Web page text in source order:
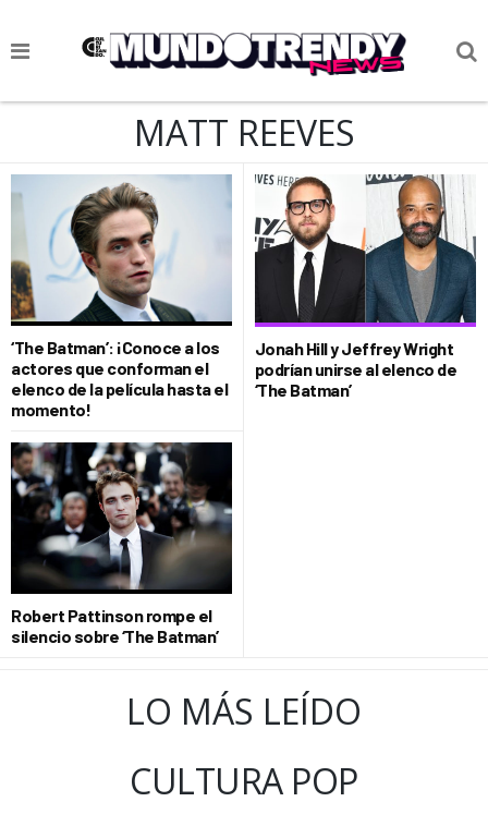
NOTICIAS
CIENCIA Y TECNOLOGÍA
VIDA
SOCIEDAD
CULTURIZANDO.COM
MATT REEVES
‘The Batman’: ¡Conoce a los
actores que conforman el
elenco de la película hasta el
momento!
Jonah Hill y Jeffrey Wright
podrían unirse al elenco de
‘The Batman’
Robert Pattinson rompe el
silencio sobre ‘The Batman’
LO MÁS LEÍDO
CULTURA POP